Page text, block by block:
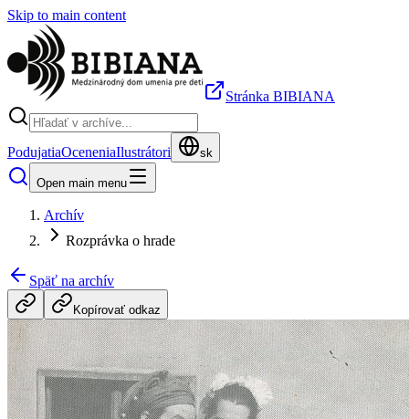
Skip to main content
Stránka BIBIANA
PodujatiaOceneniaIlustrátori sk
Open main menu
Archív
Rozprávka o hrade
Späť na archív
Kopírovať odkaz